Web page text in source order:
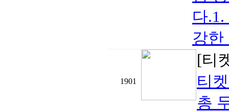
다
강한
1901
[티
티
총